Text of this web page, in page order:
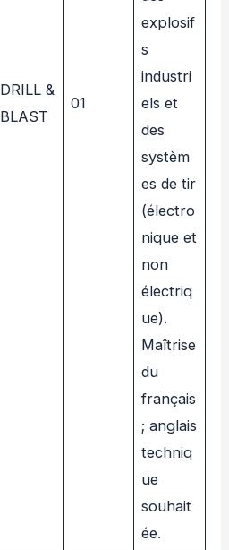
DRILL &
BLAST
01
explosif
s
industri
els et
des
systèm
es de tir
(électro
nique et
non
électriq
ue).
Maîtrise
du
français
; anglais
techniq
ue
souhait
ée.